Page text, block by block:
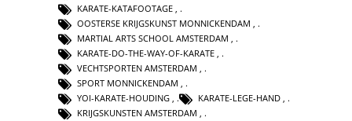
KARATE-KATAFOOTAGE
OOSTERSE KRIJGSKUNST MONNICKENDAM
MARTIAL ARTS SCHOOL AMSTERDAM
KARATE-DO-THE-WAY-OF-KARATE
VECHTSPORTEN AMSTERDAM
SPORT MONNICKENDAM
YOI-KARATE-HOUDING , KARATE-LEGE-HAND ,
KRIJGSKUNSTEN AMSTERDAM ,